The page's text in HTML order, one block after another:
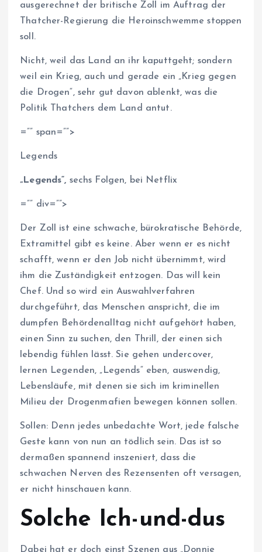
ausgerechnet der britische Zoll im Auftrag der
Thatcher-Regierung die Heroinschwemme stoppen
soll.
Nicht, weil das Land an ihr kaputtgeht; sondern
weil ein Krieg, auch und gerade ein „Krieg gegen
die Drogen“, sehr gut davon ablenkt, was die
Politik Thatchers dem Land antut.
=”” span=””>
Legends
„Legends“, sechs Folgen, bei Netflix
=”” div=””>
Der Zoll ist eine schwache, bürokratische Behörde,
Extramittel gibt es keine. Aber wenn er es nicht
schafft, wenn er den Job nicht übernimmt, wird
ihm die Zuständigkeit entzogen. Das will kein
Chef. Und so wird ein Auswahlverfahren
durchgeführt, das Menschen anspricht, die im
dumpfen Behördenalltag nicht aufgehört haben,
einen Sinn zu suchen, den Thrill, der einen sich
lebendig fühlen lässt. Sie gehen undercover,
lernen Legenden, „Legends“ eben, auswendig,
Lebensläufe, mit denen sie sich im kriminellen
Milieu der Drogenmafien bewegen können sollen.
Sollen: Denn jedes unbedachte Wort, jede falsche
Geste kann von nun an tödlich sein. Das ist so
dermaßen spannend inszeniert, dass die
schwachen Nerven des Rezensenten oft versagen,
er nicht hinschauen kann.
Solche Ich-und-dus
Dabei hat er doch einst Szenen aus „Donnie